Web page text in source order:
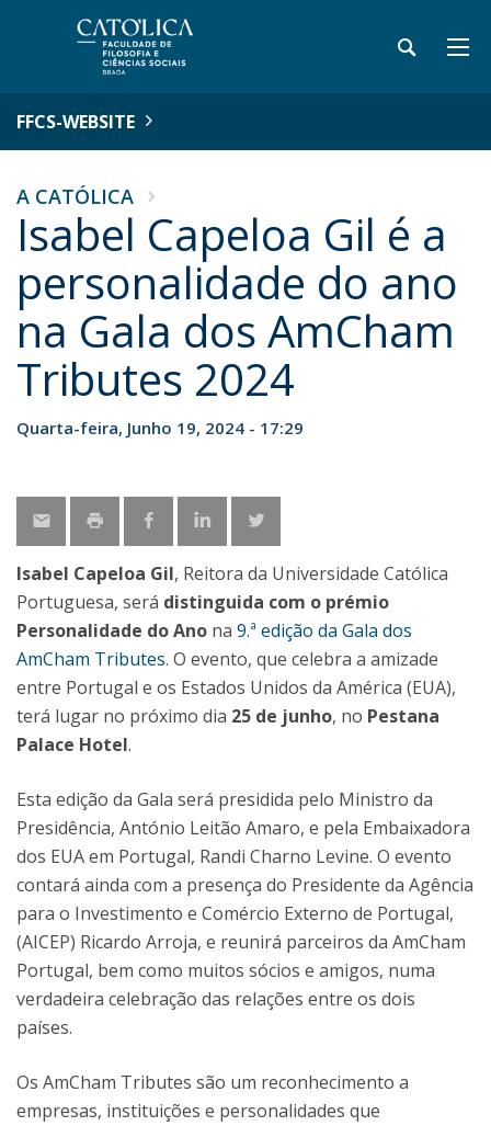
FFCS-WEBSITE
A CATÓLICA
Isabel Capeloa Gil é a
personalidade do ano
na Gala dos AmCham
Tributes 2024
Quarta-feira, Junho 19, 2024 - 17:29
Isabel Capeloa Gil, Reitora da Universidade Católica
Portuguesa, será distinguida com o prémio
Personalidade do Ano na 9.ª edição da Gala dos
AmCham Tributes. O evento, que celebra a amizade
entre Portugal e os Estados Unidos da América (EUA),
terá lugar no próximo dia 25 de junho, no Pestana
Palace Hotel.
Esta edição da Gala será presidida pelo Ministro da
Presidência, António Leitão Amaro, e pela Embaixadora
dos EUA em Portugal, Randi Charno Levine. O evento
contará ainda com a presença do Presidente da Agência
para o Investimento e Comércio Externo de Portugal,
(AICEP) Ricardo Arroja, e reunirá parceiros da AmCham
Portugal, bem como muitos sócios e amigos, numa
verdadeira celebração das relações entre os dois
países.
Os AmCham Tributes são um reconhecimento a
empresas, instituições e personalidades que